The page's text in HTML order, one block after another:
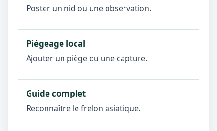
Poster un nid ou une observation.
Piégeage local
Ajouter un piège ou une capture.
Guide complet
Reconnaître le frelon asiatique.